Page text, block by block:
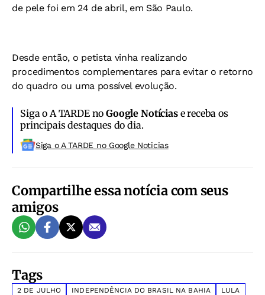
de pele foi em 24 de abril, em São Paulo.
Desde então, o petista vinha realizando
procedimentos complementares para evitar o retorno
do quadro ou uma possível evolução.
Siga o A TARDE noGoogle Notíciase receba os
principais destaques do dia.
Siga o A TARDE no Google Noticias
Compartilhe essa notícia com seus
amigos
Tags
2 DE JULHO INDEPENDÊNCIA DO BRASIL NA BAHIA
LULA